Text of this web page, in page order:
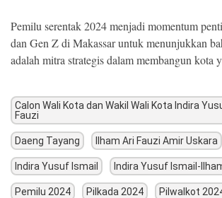
Pemilu serentak 2024 menjadi momentum
dan Gen Z di Makassar untuk menunjukkan
adalah mitra strategis dalam membangun kota
Calon Wali Kota dan Wakil Wali Kota Indira
Fauzi
Daeng Tayang Ilham Ari Fauzi Amir Uskara
Indira Yusuf Ismail Indira Yusuf Ismail-
Pemilu 2024 Pilkada 2024 Pilwalkot